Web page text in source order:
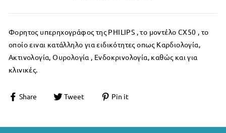
Φορητος υπερηχογράφος της PHILIPS , το μοντέλο CX50 , το
οποίο ειναι κατάλληλο για ειδικότητες οπως Καρδιολογία,
Ακτινολογία, Ουρολογία , Ενδοκρινολογία, καθώς και για
κλινικές.
Share Tweet Pin it